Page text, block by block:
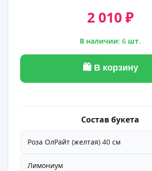
2 010 ₽
В наличии: 6 шт.
🛍 В корзину
Состав букета
Роза ОлРайт (желтая) 40 см
Лимониум